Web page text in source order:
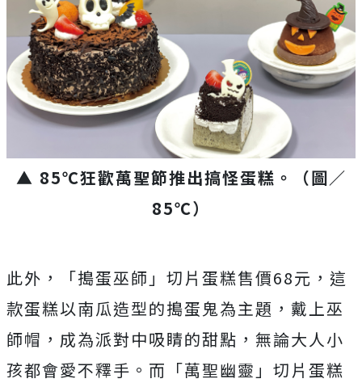
▲ 85℃狂歡萬聖節推出搞怪蛋糕。（圖／
85℃）
此外，「搗蛋巫師」切片蛋糕售價68元，這
款蛋糕以南瓜造型的搗蛋鬼為主題，戴上巫
師帽，成為派對中吸睛的甜點，無論大人小
孩都會愛不釋手。而「萬聖幽靈」切片蛋糕